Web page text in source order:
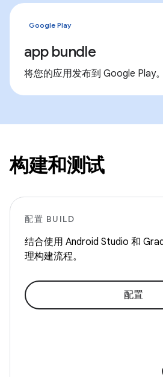
Google Play
app bundle
将您的应用发布到 Google Play。
构建和测试
配置 BUILD
结合使用 Android Studio 和
理构建流程。
配置